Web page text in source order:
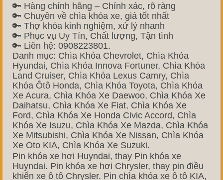
🔑 Hàng chính hãng – Chính xác, rõ ràng
🔑 Chuyên về chìa khóa xe, giá tốt nhất
🔑 Thợ khóa kinh nghiệm, xử lý nhanh
🔑 Phục vụ Uy Tín, Chất lượng, Tận tình
🔑 Liên hệ: 0908223801.
Danh mục: Chìa Khóa Chevrolet, Chìa Khóa
Hyundai, Chìa Khóa Innova Fortuner, Chìa Khóa
Land Cruiser, Chìa Khóa Lexus Camry, Chìa
Khóa Ôtô Honda, Chìa Khóa Toyota, Chìa Khóa
Xe Acura, Chìa Khóa Xe Daewoo, Chìa Khóa Xe
Daihatsu, Chìa Khóa Xe Fiat, Chìa Khóa Xe
Ford, Chìa Khóa Xe Honda Civic Accord, Chìa
Khóa Xe Isuzu, Chìa Khóa Xe Mazda, Chìa Khóa
Xe Mitsubishi, Chìa Khóa Xe Nissan, Chìa Khóa
Xe Oto KIA, Chìa Khóa Xe Suzuki.
Pin khóa xe hơi Huyndai, thay Pin khóa xe
Huyndai. Pin khóa xe hơi Chrysler, thay pin điều
khiển xe ô tô Chrysler. Pin chìa khóa xe ô tô KIA,